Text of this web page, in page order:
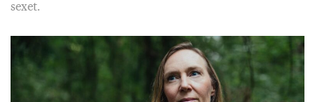
sexet.